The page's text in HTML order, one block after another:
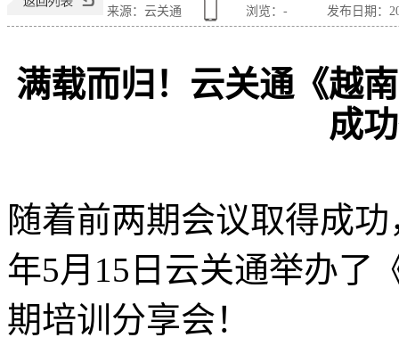
来源：云关通 浏览： - 发布日期：
满载而归！云关通《越
成
随着前两期会议取得成
年5月15日云关通举办了
期培训分享会！